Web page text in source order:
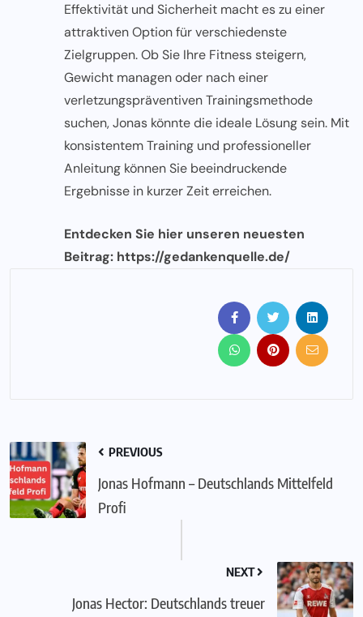
Effektivität und Sicherheit macht es zu einer
attraktiven Option für verschiedenste
Zielgruppen. Ob Sie Ihre Fitness steigern,
Gewicht managen oder nach einer
verletzungspräventiven Trainingsmethode
suchen, Jonas könnte die ideale Lösung sein. Mit
konsistentem Training und professioneller
Anleitung können Sie beeindruckende
Ergebnisse in kurzer Zeit erreichen.
Entdecken Sie hier unseren neuesten
Beitrag: https://gedankenquelle.de/
PREVIOUS
Jonas Hofmann – Deutschlands Mittelfeld
Profi
NEXT
Jonas Hector: Deutschlands treuer